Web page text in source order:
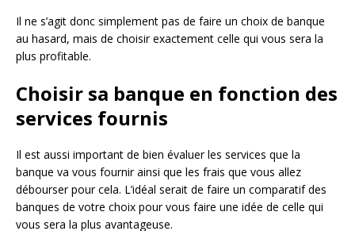
Il ne s’agit donc simplement pas de faire un choix de banque
au hasard, mais de choisir exactement celle qui vous sera la
plus profitable.
Choisir sa banque en fonction des
services fournis
Il est aussi important de bien évaluer les services que la
banque va vous fournir ainsi que les frais que vous allez
débourser pour cela. L’idéal serait de faire un comparatif des
banques de votre choix pour vous faire une idée de celle qui
vous sera la plus avantageuse.